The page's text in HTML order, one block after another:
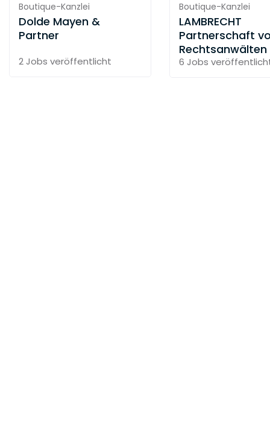
Boutique-Kanzlei
Dolde Mayen &
Partner
2 Jobs veröffentlicht
Boutique-Kanzlei
LAMBRECHT
Partnerschaft
Rechtsanwälten
6 Jobs